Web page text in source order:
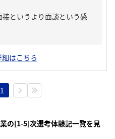
というより面談という感
はこちら
1
の[1-5]次選考体験記一覧を見